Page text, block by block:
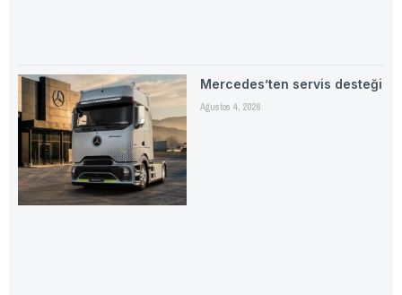
Mercedes’ten servis desteği
Ağustos 4, 2026